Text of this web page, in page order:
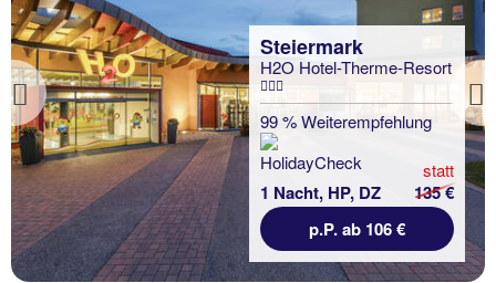
Previous
Steiermark
H2O Hotel-Therme-Resort
99 % Weiterempfehlung
1 Nacht, HP, DZ
statt
135 €
p.P. ab 106 €